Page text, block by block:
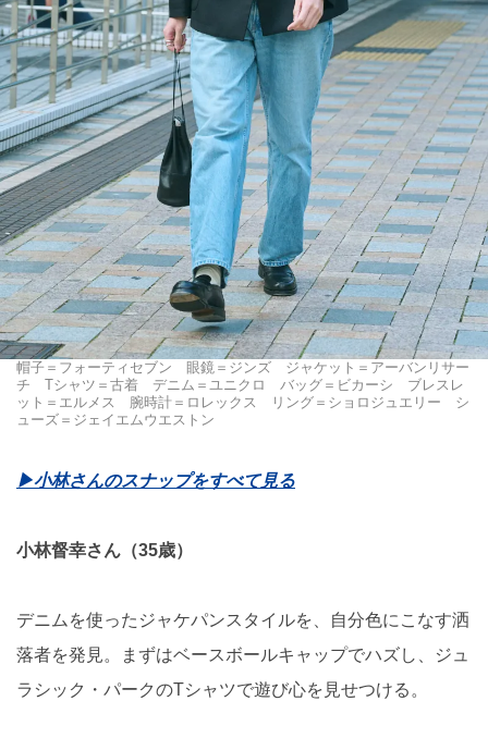
帽子＝フォーティセブン 眼鏡＝ジンズ ジャケット＝アーバンリサー
チ Tシャツ＝古着 デニム＝ユニクロ バッグ＝ビカーシ ブレスレ
ット＝エルメス 腕時計＝ロレックス リング＝ショロジュエリー シ
ューズ＝ジェイエムウエストン
▶︎小林さんのスナップをすべて見る
小林督幸さん（35歳）
デニムを使ったジャケパンスタイルを、自分色にこなす洒
落者を発見。まずはベースボールキャップでハズし、ジュ
ラシック・パークのTシャツで遊び心を見せつける。